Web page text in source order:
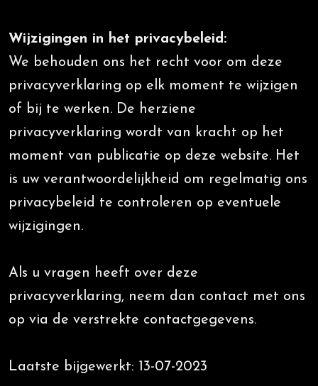
Wijzigingen in het privacybeleid:
We behouden ons het recht voor om deze
privacyverklaring op elk moment te wijzigen
of bij te werken. De herziene
privacyverklaring wordt van kracht op het
moment van publicatie op deze website. Het
is uw verantwoordelijkheid om regelmatig ons
privacybeleid te controleren op eventuele
wijzigingen.
Als u vragen heeft over deze
privacyverklaring, neem dan contact met ons
op via de verstrekte contactgegevens.
Laatste bijgewerkt: 13-07-2023